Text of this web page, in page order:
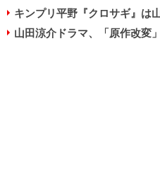
キンプリ平野『クロサギ』は
山田涼介ドラマ、「原作改変